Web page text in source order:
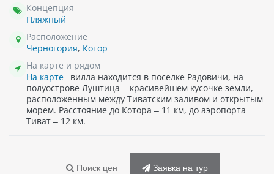
Концепция
Пляжный
Расположение
Черногория, Котор
На карте и рядом
На карте
вилла находится в поселке Радовичи, на
полуострове Луштица – красивейшем кусочке земли,
расположенным между Тиватским заливом и открытым
морем. Расстояние до Котора – 11 км, до аэропорта
Тиват – 12 км.
Поиск цен Заявка на тур